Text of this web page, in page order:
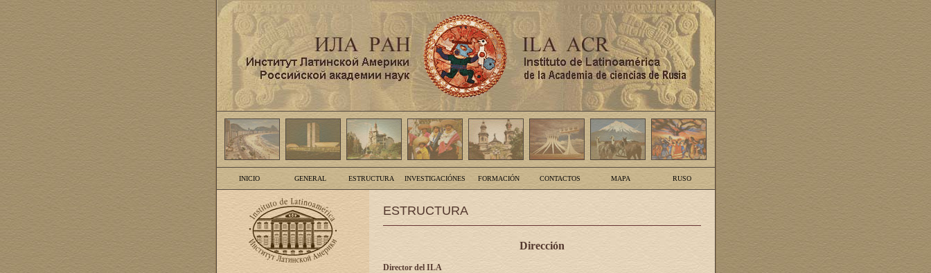
INICIO GENERAL ESTRUCTURA INVESTIGACIÓNES FORMACIÓN CONTACTOS MAPA RUSO
ESTRUCTURA
Dirección
Director del ILA